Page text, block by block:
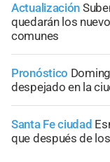
Actualización
quedarán los
comunes
Pronóstico
despejado en la
Santa Fe ciudad
que después de